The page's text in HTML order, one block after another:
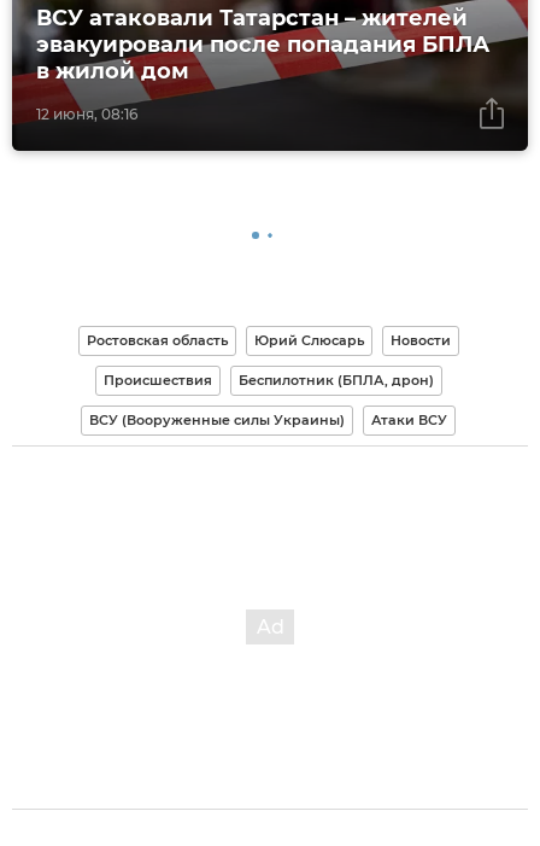
12 июня, 08:16
ВСУ атаковали Татарстан – жителей
эвакуировали после попадания БПЛА
в жилой дом
Ростовская область Юрий Слюсарь Новости
Происшествия Беспилотник (БПЛА, дрон)
ВСУ (Вооруженные силы Украины) Атаки ВСУ